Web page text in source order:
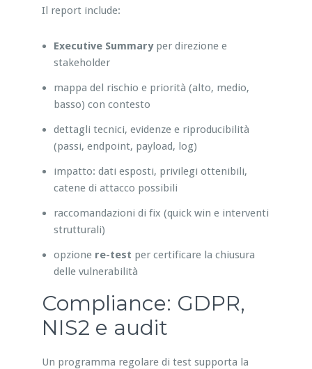
Il report include:
Executive Summaryper direzione e
stakeholder
mappa del rischio e priorità (alto, medio,
basso) con contesto
dettagli tecnici, evidenze e riproducibilità
(passi, endpoint, payload, log)
impatto: dati esposti, privilegi ottenibili,
catene di attacco possibili
raccomandazioni di fix (quick win e interventi
strutturali)
opzione re-test per certificare la chiusura
delle vulnerabilità
Compliance: GDPR,
NIS2 e audit
Un programma regolare di test supporta la